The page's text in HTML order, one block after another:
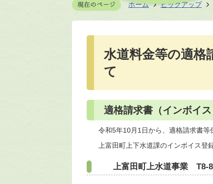
ホーム ピックアップ
水道料金等の適格
て
適格請求書（インボイ
令和5年10月1日から、適格請求書等
上富田町上下水道課のインボイス登
上富田町上水道事業 T8-